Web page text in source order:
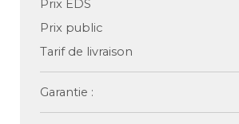
Prix EDS
Prix public
Tarif de livraison
Garantie :